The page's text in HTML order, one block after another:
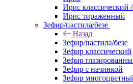
Ирис классический
Ирис тираженный
Зефир/пастила/безе
Назад
Зефир/пастила/безе
Зефир классический
Зефир
Зефир с начинкой
Зефир